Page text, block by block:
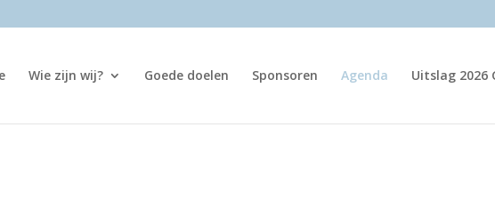
Wie zijn wij? Goede doelen Sponsoren Agenda Uitslag 2026